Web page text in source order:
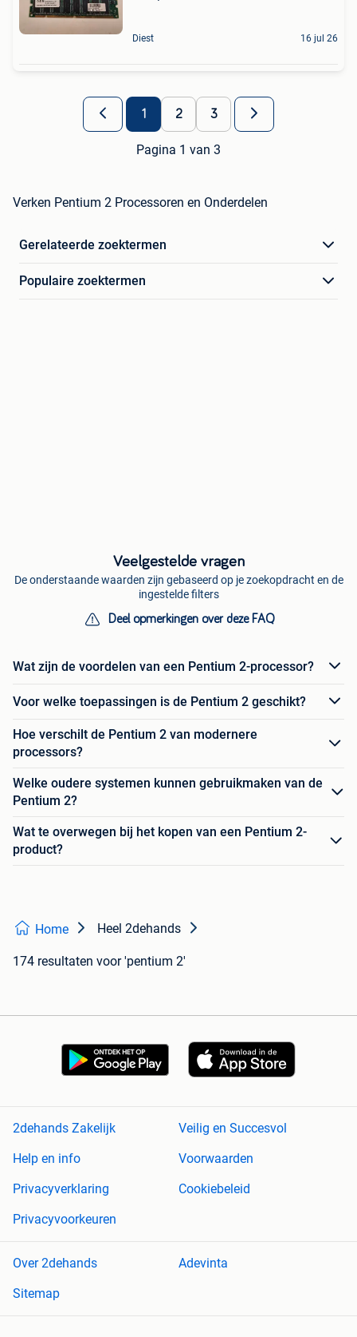
Diest 16 jul 26
1 2 3
Pagina 1 van 3
Verken Pentium 2 Processoren en Onderdelen
Gerelateerde zoektermen
Populaire zoektermen
Veelgestelde vragen
De onderstaande waarden zijn gebaseerd op je zoekopdracht en de
ingestelde filters
Deel opmerkingen over deze FAQ
Wat zijn de voordelen van een Pentium 2-processor?
Voor welke toepassingen is de Pentium 2 geschikt?
Hoe verschilt de Pentium 2 van modernere
processors?
Welke oudere systemen kunnen gebruikmaken van de
Pentium 2?
Wat te overwegen bij het kopen van een Pentium 2-
product?
Home Heel 2dehands
174 resultaten voor 'pentium 2'
2dehands Zakelijk
Veilig en Succesvol
Help en info
Voorwaarden
Privacyverklaring
Cookiebeleid
Privacyvoorkeuren
Over 2dehands
Adevinta
Sitemap